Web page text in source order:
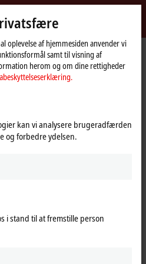
myBeckhoff
data sovereignty as digital
viser vi videoen og tilpasser
opmærksom på vores
oplevelse af hjemmesiden anvender vi
samt til visning af
herom og om dine rettigheder
kan vi analysere brugeradfærden
og forbedre ydelsen.
i stand til at fremstille person